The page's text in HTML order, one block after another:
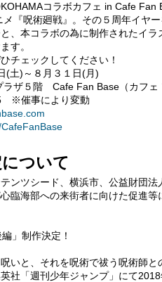
コラボカフェ in Cafe Fan
『呪術廻戦』。その５周年イヤ
、本コラボの為に制作されたイ
す。
チェックしてください！
(土)～８月３１日(月)
ラザ５階 Cafe Fan Base（カフェ
※催事により変動
について
ンツシード、横浜市、公益財団
臨海部への来街者に向けた促進
」制作決定！
いと、それを呪術で祓う呪術師
社「週刊少年ジャンプ」にて